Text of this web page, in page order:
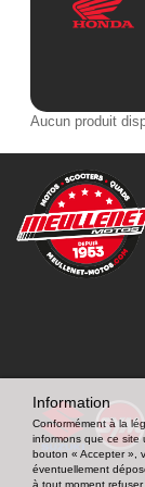
Aucun produit
Information
Conformément à la
informons que ce site
bouton « Accepter »,
éventuellement
à tout moment